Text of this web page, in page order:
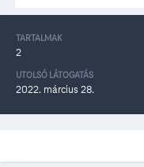
TARTALMAK
2
UTOLSÓ LÁTOGATÁS
2022. március 28.